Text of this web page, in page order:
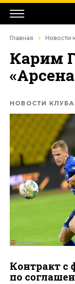
Главная Новости
Карим
НОВОСТИ КЛУБА
Контракт с
по